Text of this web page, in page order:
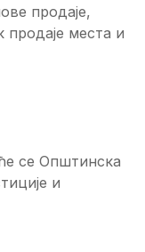
продаје,
продаје места и
се Општинска
и